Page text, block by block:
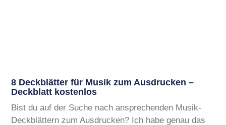
8 Deckblätter für Musik zum Ausdrucken –
Deckblatt kostenlos
Bist du auf der Suche nach ansprechenden Musik-
Deckblättern zum Ausdrucken? Ich habe genau das